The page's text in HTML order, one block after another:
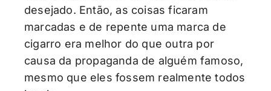
desejado. Então, as coisas ficaram
marcadas e de repente uma marca de
cigarro era melhor do que outra por
causa da propaganda de alguém famoso,
mesmo que eles fossem realmente todos